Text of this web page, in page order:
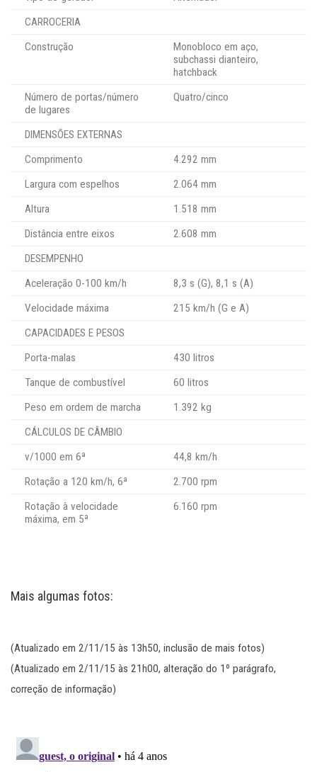
CARROCERIA
Construção
Monobloco em aço,
subchassi dianteiro,
hatchback
Número de portas/número
de lugares
Quatro/cinco
DIMENSÕES EXTERNAS
Comprimento
4.292 mm
Largura com espelhos
2.064 mm
Altura
1.518 mm
Distância entre eixos
2.608 mm
DESEMPENHO
Aceleração 0-100 km/h
8,3 s (G), 8,1 s (A)
Velocidade máxima
215 km/h (G e A)
CAPACIDADES E PESOS
Porta-malas
430 litros
Tanque de combustível
60 litros
Peso em ordem de marcha
1.392 kg
CÁLCULOS DE CÂMBIO
v/1000 em 6ª
44,8 km/h
Rotação a 120 km/h, 6ª
2.700 rpm
Rotação à velocidade
máxima, em 5ª
6.160 rpm
Mais algumas fotos:
(Atualizado em 2/11/15 às 13h50, inclusão de mais fotos)
(Atualizado em 2/11/15 às 21h00, alteração do 1º parágrafo,
correção de informação)